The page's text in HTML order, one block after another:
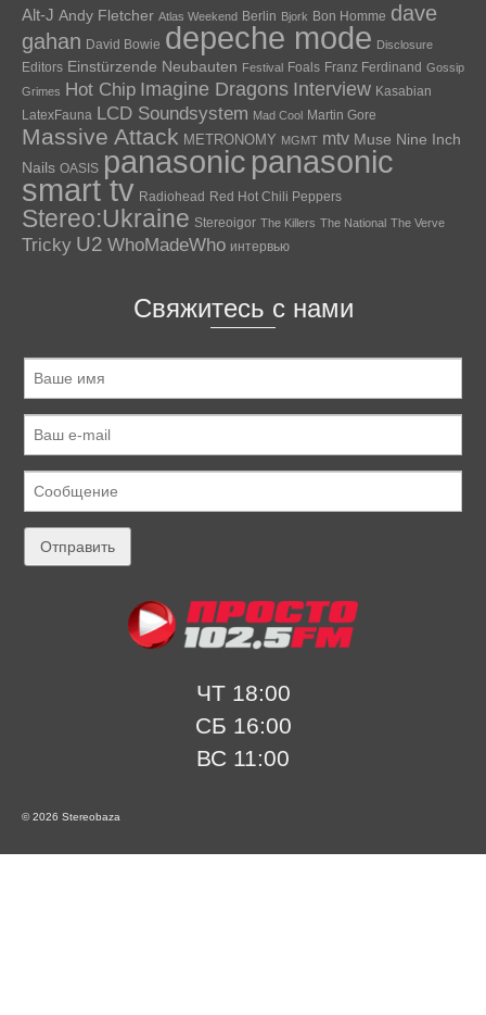
Alt-J Andy Fletcher Atlas Weekend Berlin Bjork Bon Homme dave
gahan David Bowie depeche mode Disclosure
Editors Einstürzende Neubauten Festival Foals Franz Ferdinand Gossip
Grimes Hot Chip Imagine Dragons Interview Kasabian
LatexFauna LCD Soundsystem Mad Cool Martin Gore
Massive Attack METRONOMY MGMT mtv Muse Nine Inch
Nails OASIS panasonic panasonic
smart tv Radiohead Red Hot Chili Peppers
Stereo:Ukraine Stereoigor The Killers The National The Verve
Tricky U2 WhoMadeWho интервью
Свяжитесь с нами
ЧТ 18:00
СБ 16:00
ВС 11:00
© 2026 Stereobaza